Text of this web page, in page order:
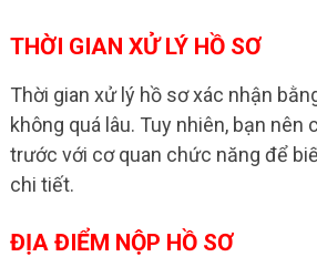
THỜI GIAN XỬ LÝ HỒ SƠ
Thời gian xử lý hồ sơ xác nhận
không quá lâu. Tuy nhiên, bạn nên
trước với cơ quan chức năng để
chi tiết.
ĐỊA ĐIỂM NỘP HỒ SƠ